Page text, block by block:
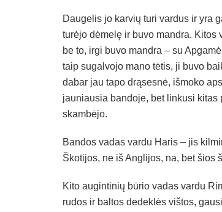
Daugelis jo karvių turi vardus ir yra
turėjo dėmelę ir buvo mandra. Kitos
be to, irgi buvo mandra – su
taip sugalvojo mano tėtis, ji buvo
dabar jau tapo drąsesnė, išmoko
jauniausia bandoje, bet linkusi kitas
skambėjo.
Bandos vadas vardu Haris – jis
Škotijos, ne iš Anglijos, na, bet šios
Kito augintinių būrio vadas vardu
rudos ir baltos dedeklės vištos,